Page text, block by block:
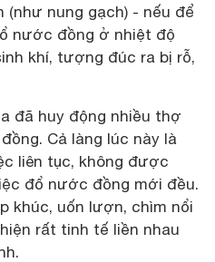
nung gạch) - nếu để
nước đồng ở nhiệt độ
khí, tượng đúc ra bị rỗ,
đã huy động nhiều thợ
Cả làng lúc này là
liên tục, không được
đổ nước đồng mới đều.
khúc, uốn lượn, chìm nổi
rất tinh tế liền nhau